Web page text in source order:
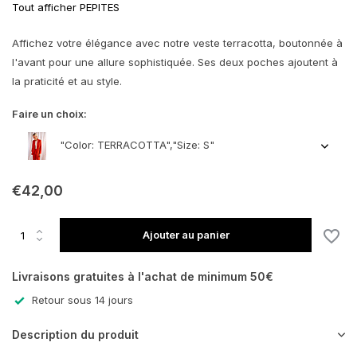
Tout afficher PEPITES
Affichez votre élégance avec notre veste terracotta, boutonnée à
l'avant pour une allure sophistiquée. Ses deux poches ajoutent à
la praticité et au style.
Faire un choix:
"Color: TERRACOTTA","Size: S"
€42,00
Ajouter au panier
Livraisons gratuites à l'achat de minimum 50€
Retour sous 14 jours
Description du produit